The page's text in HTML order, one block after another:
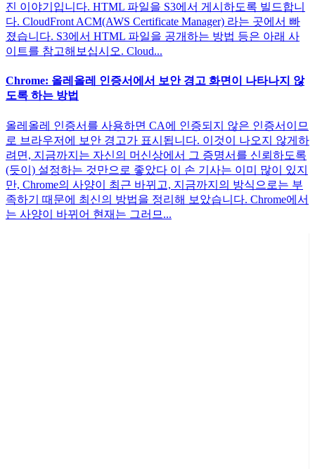
진 이야기입니다. HTML 파일을 S3에서 게시하도록 빌드합니
다. CloudFront ACM(AWS Certificate Manager) 라는 곳에서 빠
졌습니다. S3에서 HTML 파일을 공개하는 방법 등은 아래 사
이트를 참고해보십시오. Cloud...
Chrome: 올레올레 인증서에서 보안 경고 화면이 나타나지 않
도록 하는 방법
올레올레 인증서를 사용하면 CA에 인증되지 않은 인증서이므
로 브라우저에 보안 경고가 표시됩니다. 이것이 나오지 않게하
려면, 지금까지는 자신의 머신상에서 그 증명서를 신뢰하도록
(듯이) 설정하는 것만으로 좋았다 이 손 기사는 이미 많이 있지
만, Chrome의 사양이 최근 바뀌고, 지금까지의 방식으로는 부
족하기 때문에 최신의 방법을 정리해 보았습니다. Chrome에서
는 사양이 바뀌어 현재는 그러므...